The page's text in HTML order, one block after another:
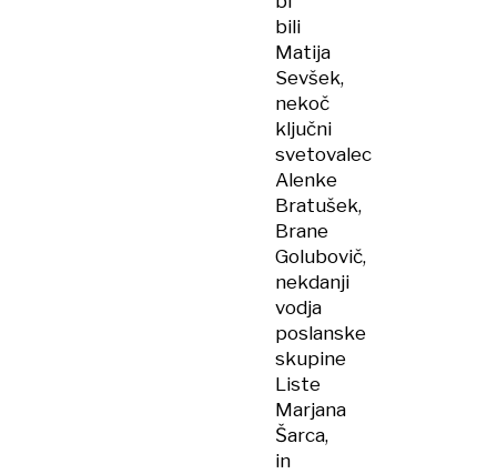
bili
Matija
Sevšek,
nekoč
ključni
svetovalec
Alenke
Bratušek,
Brane
Golubovič,
nekdanji
vodja
poslanske
skupine
Liste
Marjana
Šarca,
in